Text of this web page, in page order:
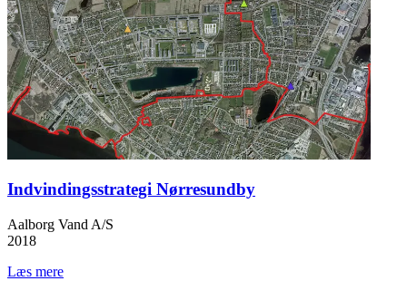
Indvindingsstrategi Nørresundby
Aalborg Vand A/S
2018
Læs mere